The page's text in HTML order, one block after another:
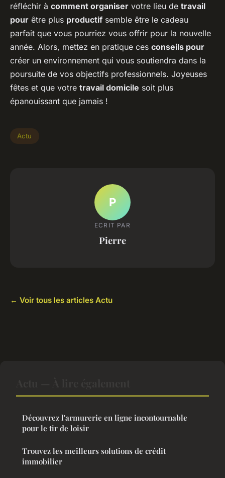
réfléchir à comment organiser votre lieu de travail
pour être plus productif semble être le cadeau
parfait que vous pourriez vous offrir pour la nouvelle
année. Alors, mettez en pratique ces conseils pour
créer un environnement qui vous soutiendra dans la
poursuite de vos objectifs professionnels. Joyeuses
fêtes et que votre travail domicile soit plus
épanouissant que jamais !
Actu
P
ECRIT PAR
Pierre
← Voir tous les articles Actu
Découvrez l'armurerie en ligne incontournable
pour le tir de loisir
Trouvez les meilleurs solutions de crédit
immobilier